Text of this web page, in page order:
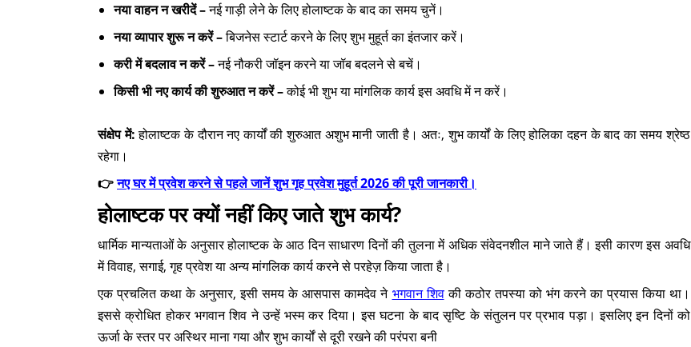
नया वाहन न खरीदें –नई गाड़ी लेने के लिए होलाष्टक के बाद का समय चुनें।
नया व्यापार शुरू न करें –बिजनेस स्टार्ट करने के लिए शुभ मुहूर्त का इंतजार करें।
करी में बदलाव न करें –नई नौकरी जॉइन करने या जॉब बदलने से बचें।
किसी भी नए कार्य की शुरुआत न करें –कोई भी शुभ या मांगलिक कार्य इस अवधि में न करें।
संक्षेप में:होलाष्टक के दौरान नए कार्यों की शुरुआत अशुभ मानी जाती है। अतः, शुभ कार्यों के लिए होलिका दहन के बाद का समय श्रेष्ठ
रहेगा।
👉नए घर में प्रवेश करने से पहले जानें शुभ गृह प्रवेश मुहूर्त 2026 की पूरी जानकारी।
होलाष्टक पर क्यों नहीं किए जाते शुभ कार्य?
धार्मिक मान्यताओं के अनुसार होलाष्टक के आठ दिन साधारण दिनों की तुलना में अधिक संवेदनशील माने जाते हैं। इसी कारण इस अवधि
में विवाह, सगाई, गृह प्रवेश या अन्य मांगलिक कार्य करने से परहेज़ किया जाता है।
एक प्रचलित कथा के अनुसार, इसी समय के आसपास कामदेव ने भगवान शिवकी कठोर तपस्या को भंग करने का प्रयास किया था।
इससे क्रोधित होकर भगवान शिव ने उन्हें भस्म कर दिया। इस घटना के बाद सृष्टि के संतुलन पर प्रभाव पड़ा। इसलिए इन दिनों को
ऊर्जा के स्तर पर अस्थिर माना गया और शुभ कार्यों से दूरी रखने की परंपरा बनी